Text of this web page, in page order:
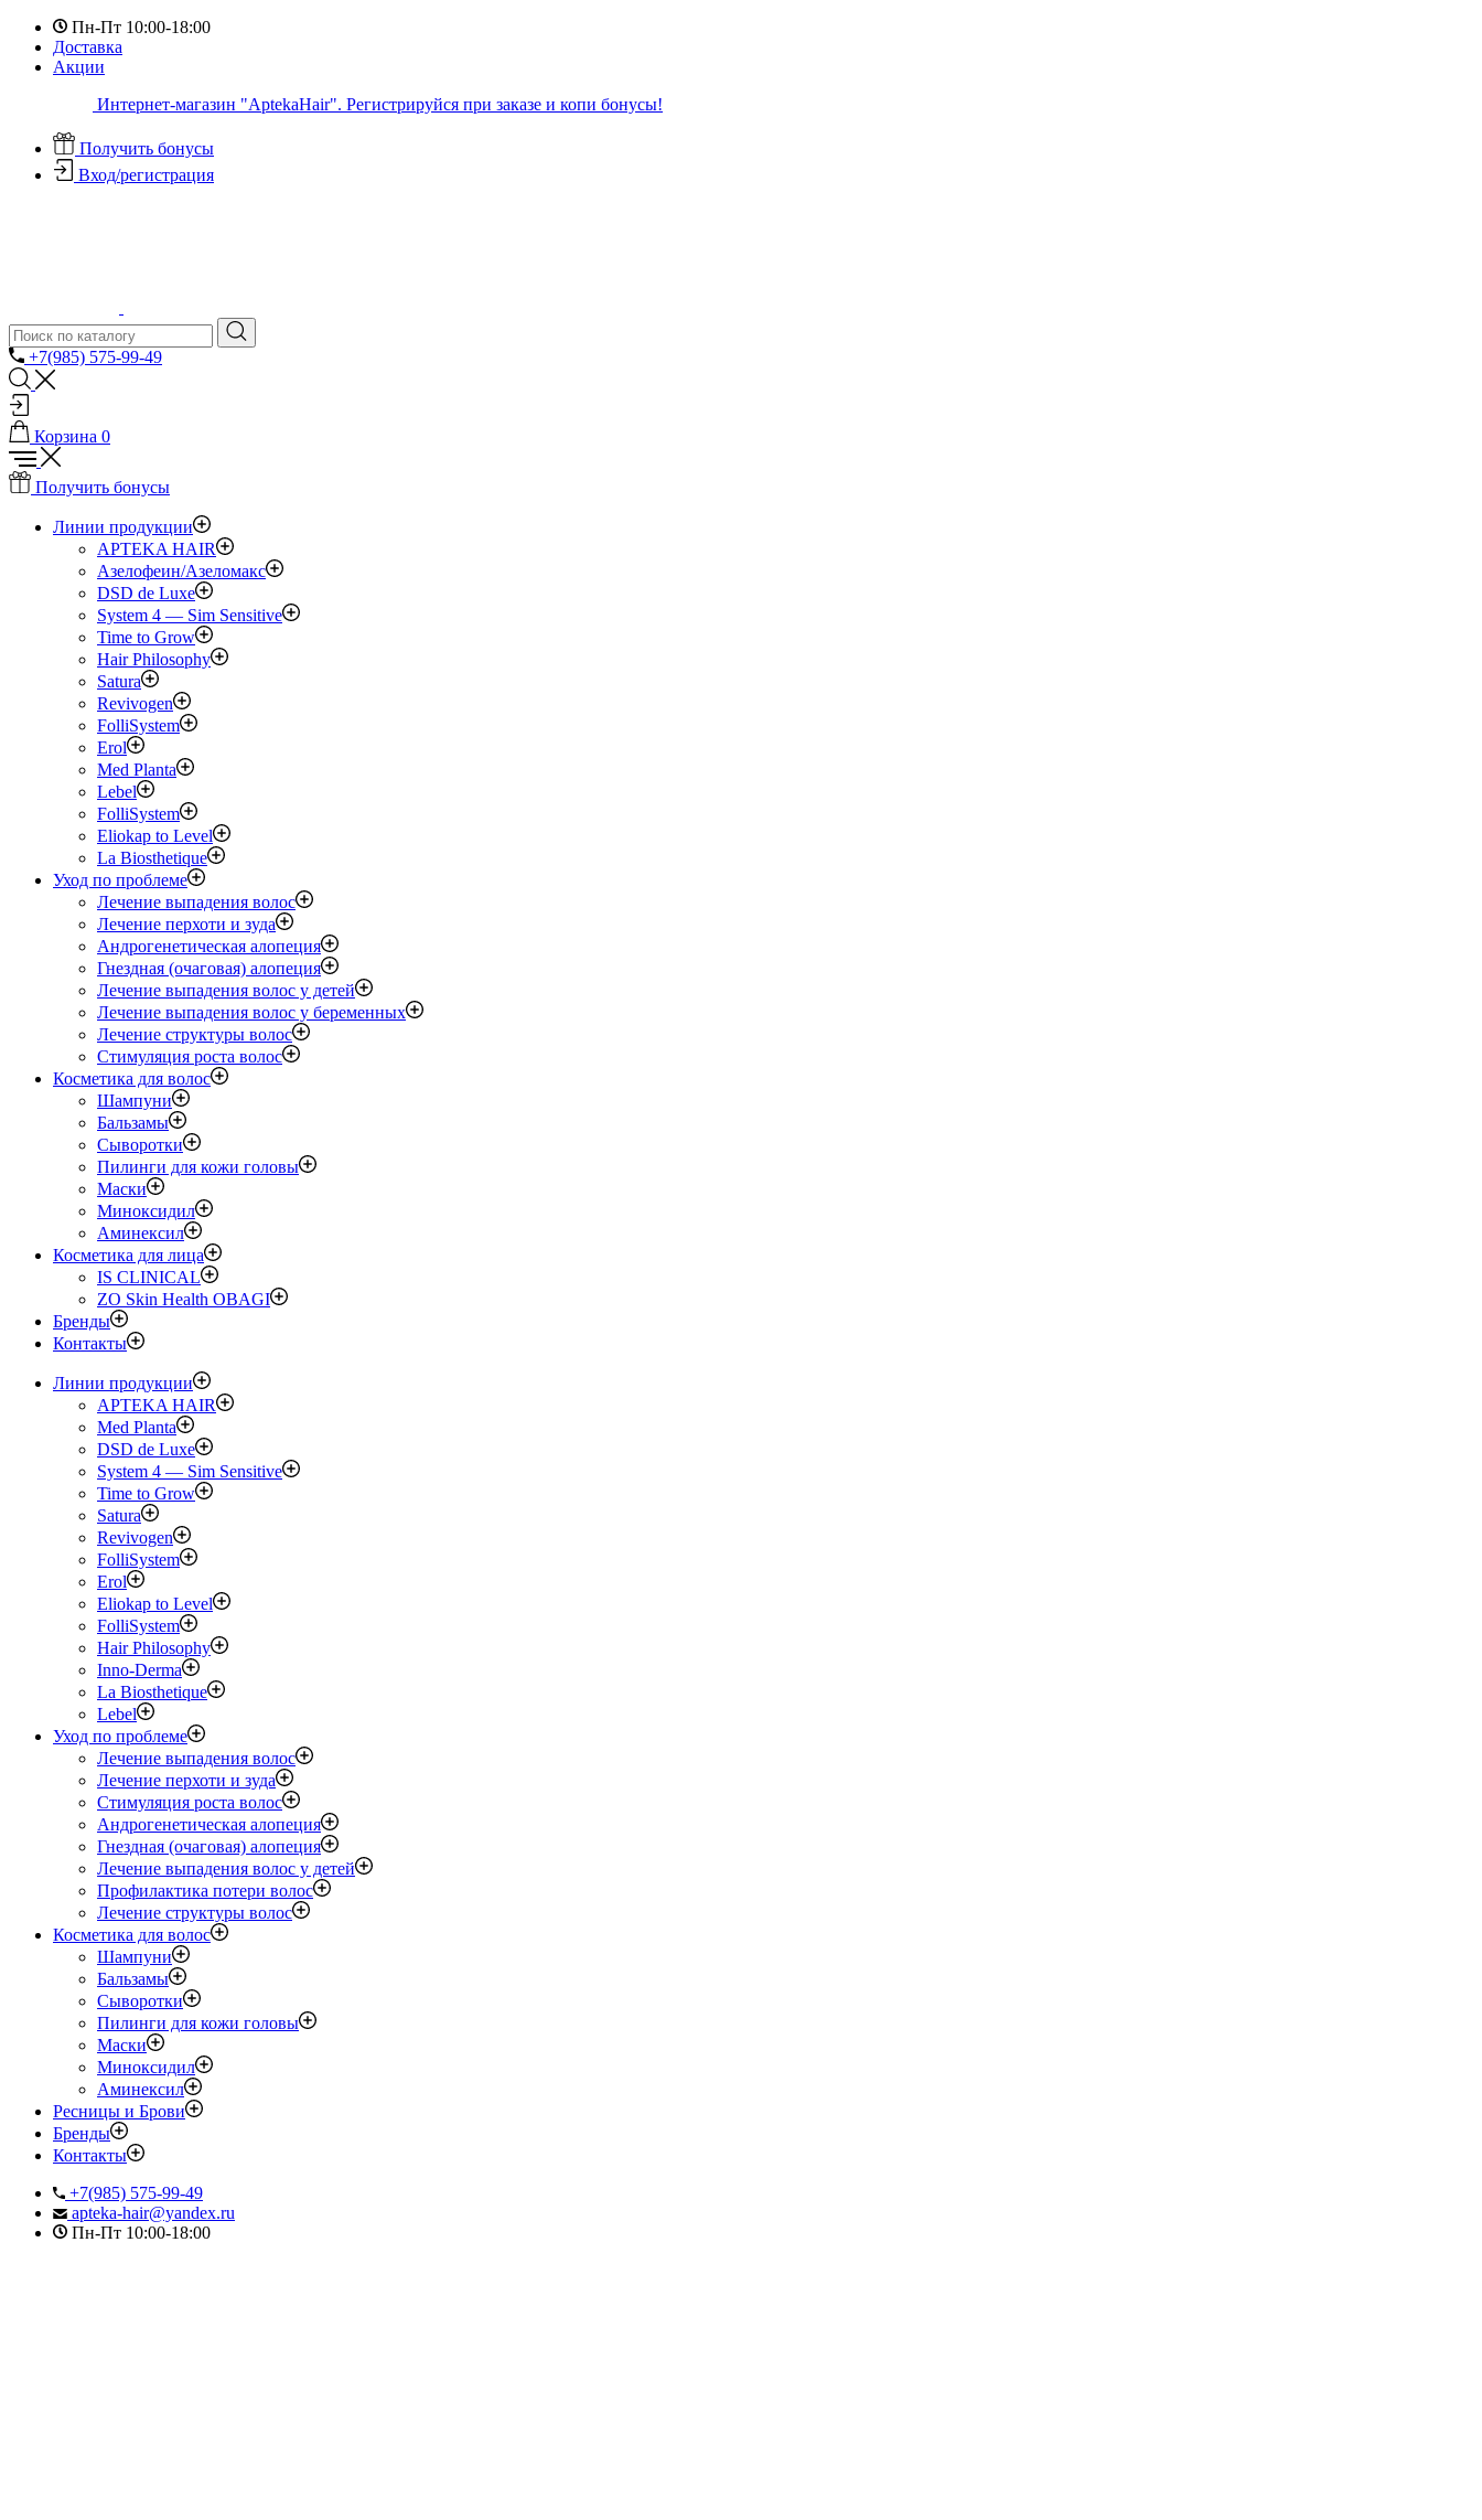
Пн-Пт 10:00-18:00
Доставка
Акции
Интернет-магазин "AptekaHair". Регистрируйся при заказе и копи бонусы!
Получить бонусы
Вход/регистрация
+7(985) 575-99-49
Корзина 0
Получить бонусы
Линии продукции
APTEKA HAIR
Азелофеин/Aзеломакс
DSD de Luxe
System 4 — Sim Sensitive
Time to Grow
Hair Philosophy
Satura
Revivogen
FolliSystem
Erol
Med Planta
Lebel
FolliSystem
Eliokap to Level
La Biosthetique
Уход по проблеме
Лечение выпадения волос
Лечение перхоти и зуда
Андрогенетическая алопеция
Гнездная (очаговая) алопеция
Лечение выпадения волос у детей
Лечение выпадения волос у беременных
Лечение структуры волос
Стимуляция роста волос
Косметика для волос
Шампуни
Бальзамы
Сыворотки
Пилинги для кожи головы
Маски
Миноксидил
Аминексил
Косметика для лица
IS CLINICAL
ZO Skin Health OBAGI
Бренды
Контакты
Линии продукции
APTEKA HAIR
Med Planta
DSD de Luxe
System 4 — Sim Sensitive
Time to Grow
Satura
Revivogen
FolliSystem
Erol
Eliokap to Level
FolliSystem
Hair Philosophy
Inno-Derma
La Biosthetique
Lebel
Уход по проблеме
Лечение выпадения волос
Лечение перхоти и зуда
Стимуляция роста волос
Андрогенетическая алопеция
Гнездная (очаговая) алопеция
Лечение выпадения волос у детей
Профилактика потери волос
Лечение структуры волос
Косметика для волос
Шампуни
Бальзамы
Сыворотки
Пилинги для кожи головы
Маски
Миноксидил
Аминексил
Ресницы и Брови
Бренды
Контакты
+7(985) 575-99-49
apteka-hair@yandex.ru
Пн-Пт 10:00-18:00